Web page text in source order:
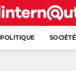
POLITIQUE SOCIÉTÉ